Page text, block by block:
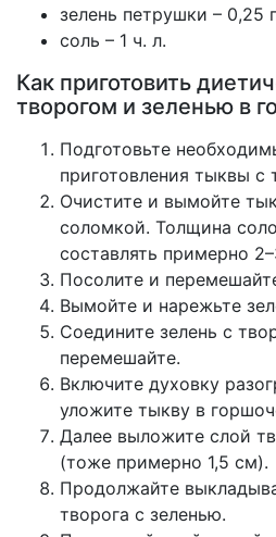
зелень петрушки – 0,25
соль – 1 ч. л.
Как приготовить
творогом и зеленью в
Подготовьте
приготовления тыквы с
Очистите и вымойте
соломкой. Толщина
составлять примерно
Посолите и
Вымойте и нарежьте
Соедините зелень с
перемешайте.
Включите духовку
уложите тыкву в
Далее выложите слой
(тоже примерно 1,5 см).
Продолжайте
творога с зеленью.